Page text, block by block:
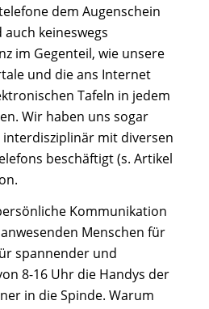
dem Augenschein
keineswegs
im Gegenteil, wie unsere
und die ans Internet
Tafeln in jedem
Wir haben uns sogar
mit diversen
beschäftigt (s. Artikel
Kommunikation
Menschen für
spannender und
8-16 Uhr die Handys der
in die Spinde. Warum